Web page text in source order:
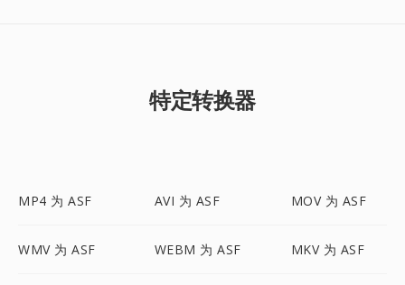
特定转换器
MP4 为 ASF AVI 为 ASF MOV 为 ASF
WMV 为 ASF WEBM 为 ASF MKV 为 ASF